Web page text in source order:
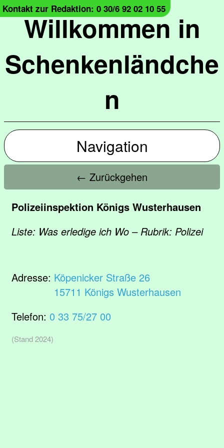
Willkommen in
Schenkenländche
n
Kontakt zur Redaktion: 0 30/6 92 02 10 55
Navigation
← Zurückgehen
Polizeiinspektion Königs Wusterhausen
Liste: Was erledige ich Wo – Rubrik: Polizei
Adresse: Köpenicker Straße 26
15711 Königs Wusterhausen
Telefon: 0 33 75/27 00
(Stand 2024)